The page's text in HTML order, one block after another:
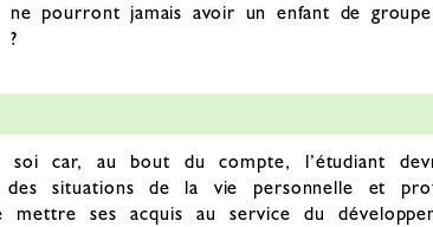
pourront jamais avoir un enfant de
?
soi car, au bout du compte, l’étudiant
situations de la vie personnelle et
ses acquis au service du